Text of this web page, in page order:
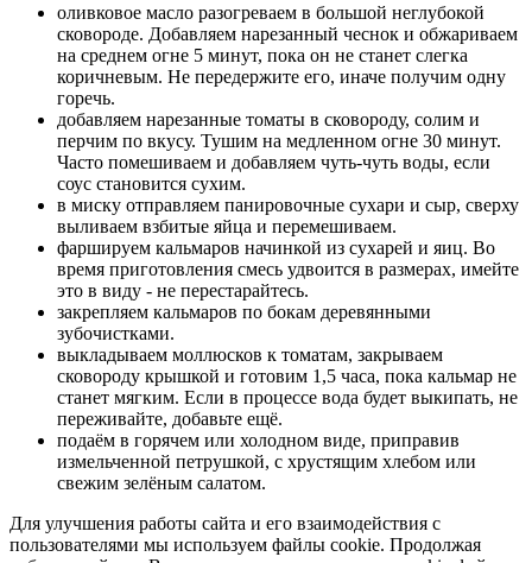
оливковое масло разогреваем в большой неглубокой
сковороде. Добавляем нарезанный чеснок и обжариваем
на среднем огне 5 минут, пока он не станет слегка
коричневым. Не передержите его, иначе получим одну
горечь.
добавляем нарезанные томаты в сковороду, солим и
перчим по вкусу. Тушим на медленном огне 30 минут.
Часто помешиваем и добавляем чуть-чуть воды, если
соус становится сухим.
в миску отправляем панировочные сухари и сыр, сверху
выливаем взбитые яйца и перемешиваем.
фаршируем кальмаров начинкой из сухарей и яиц. Во
время приготовления смесь удвоится в размерах, имейте
это в виду - не перестарайтесь.
закрепляем кальмаров по бокам деревянными
зубочистками.
выкладываем моллюсков к томатам, закрываем
сковороду крышкой и готовим 1,5 часа, пока кальмар не
станет мягким. Если в процессе вода будет выкипать, не
переживайте, добавьте ещё.
подаём в горячем или холодном виде, приправив
измельченной петрушкой, с хрустящим хлебом или
свежим зелёным салатом.
Для улучшения работы сайта и его взаимодействия с
пользователями мы используем файлы cookie. Продолжая